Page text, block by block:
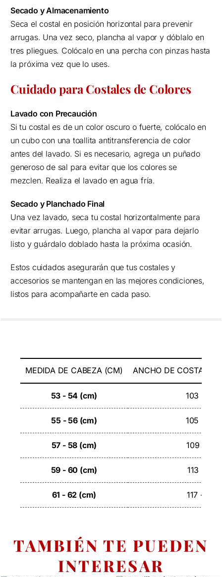
Secado y Almacenamiento
Seca el costal en posición horizontal para prevenir
arrugas. Una vez seco, plancha al vapor y dóblalo en
tres pliegues. Colócalo en una percha con pinzas hasta
la próxima vez que lo uses.
Cuidado para Costales de Colores
Lavado con Precaución
Si tu costal es de un color oscuro o fuerte, colócalo en
un cubo con una toallita antitransferencia de color
antes del lavado. Si es necesario, agrega un puñado
generoso de sal para evitar que los colores se
mezclen. Realiza el lavado en agua fría.
Secado y Planchado Final
Una vez lavado, seca tu costal horizontalmente para
evitar arrugas. Luego, plancha al vapor para dejarlo
listo y guárdalo doblado hasta la próxima ocasión.
Estos cuidados asegurarán que tus costales y
accesorios se mantengan en las mejores condiciones,
listos para acompañarte en cada paso.
MEDIDA DE CABEZA (CM) ANCHO DE COSTAL
53 - 54 (cm) 103 -
55 - 56 (cm) 105 -
57 - 58 (cm) 109 -
59 - 60 (cm) 113 -
61 - 62 (cm) 117 -
TAMBIÉN TE PUEDEN
INTERESAR